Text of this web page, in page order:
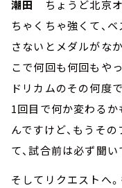
潮田
ちょうど北京
ちゃくちゃ強くて、
さないとメダルがな
こで何回も何回もや
ドリカムのその何度
1回目で何か変わる
んですけど、もうそ
て、試合前は必ず聞い
そしてリクエストへ